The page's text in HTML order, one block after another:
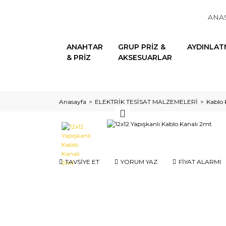
ANAHTAR
& PRİZ
GRUP PRİZ &
AKSESUARLAR
Anasayfa ELEKTRİK TESİSAT MALZEMELERİ Kablo
TAVSİYE ET YORUM YAZ FİYAT ALARMI